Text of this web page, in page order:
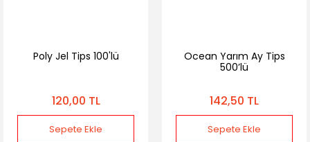
Poly Jel Tips 100'lü
120,00 TL
Sepete Ekle
Ocean Yarım Ay Tips
500’lü
142,50 TL
Sepete Ekle